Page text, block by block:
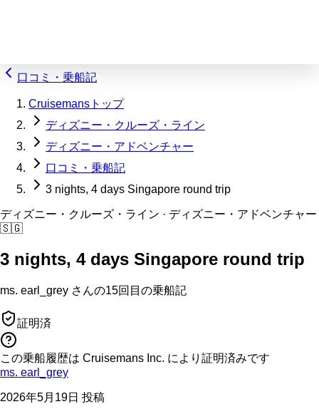
口コミ・乗船記
Cruisemansトップ
ディズニー・クルーズ・ライン
ディズニー・アドベンチャー
口コミ・乗船記
3 nights, 4 days Singapore round trip
ディズニー・クルーズ・ライン · ディズニー・アドベンチャー
🇸🇬
3 nights, 4 days Singapore round trip
ms. earl_grey さんの15回目の乗船記
証明済
この乗船履歴は Cruisemans Inc. により証明済みです
ms. earl_grey
2026年5月19日 投稿